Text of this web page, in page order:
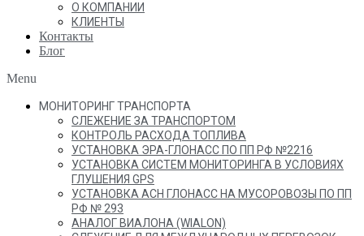
О КОМПАНИИ
КЛИЕНТЫ
Контакты
Блог
Menu
МОНИТОРИНГ ТРАНСПОРТА
СЛЕЖЕНИЕ ЗА ТРАНСПОРТОМ
КОНТРОЛЬ РАСХОДА ТОПЛИВА
УСТАНОВКА ЭРА-ГЛОНАСС ПО ПП РФ №2216
УСТАНОВКА СИСТЕМ МОНИТОРИНГА В УСЛОВИЯХ
ГЛУШЕНИЯ GPS
УСТАНОВКА АСН ГЛОНАСС НА МУСОРОВОЗЫ ПО ПП
РФ № 293
АНАЛОГ ВИАЛОНА (WIALON)